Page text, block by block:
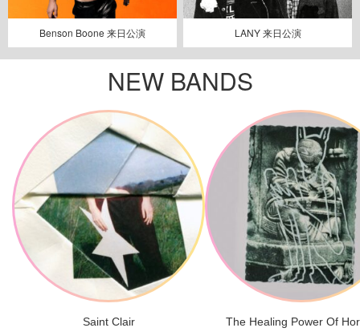
Benson Boone 来日公演 LANY 来日公演
NEW BANDS
Saint Clair The Healing Power Of